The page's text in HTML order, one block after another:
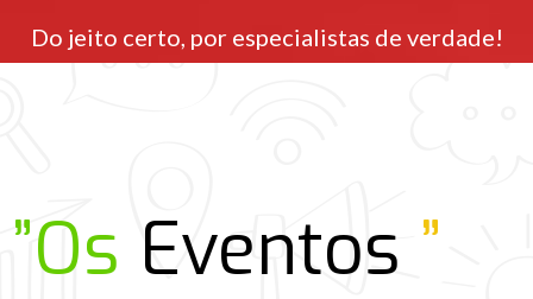
Do jeito certo, por especialistas de verdade!
”Os Eventos ”